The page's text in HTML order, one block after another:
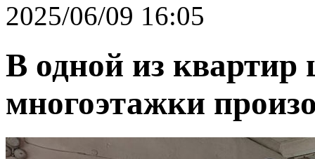
2025/06/09 16:05
В одной из квартир
многоэтажки